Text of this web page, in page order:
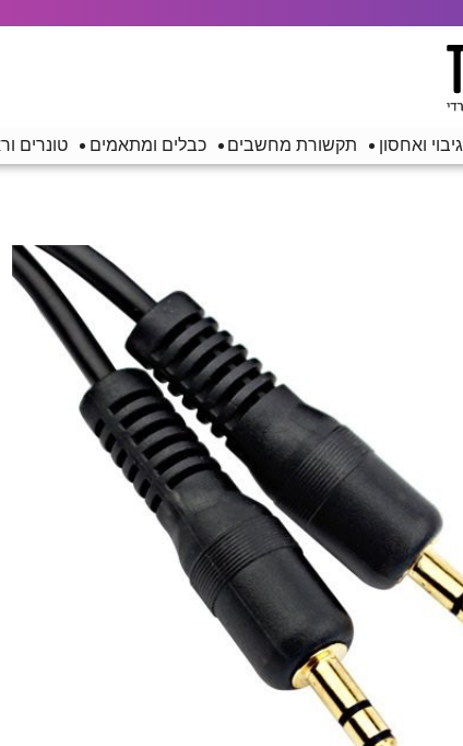
גיבוי ואחסון תקשורת מחשבים כבלים ומתאמים טונרים